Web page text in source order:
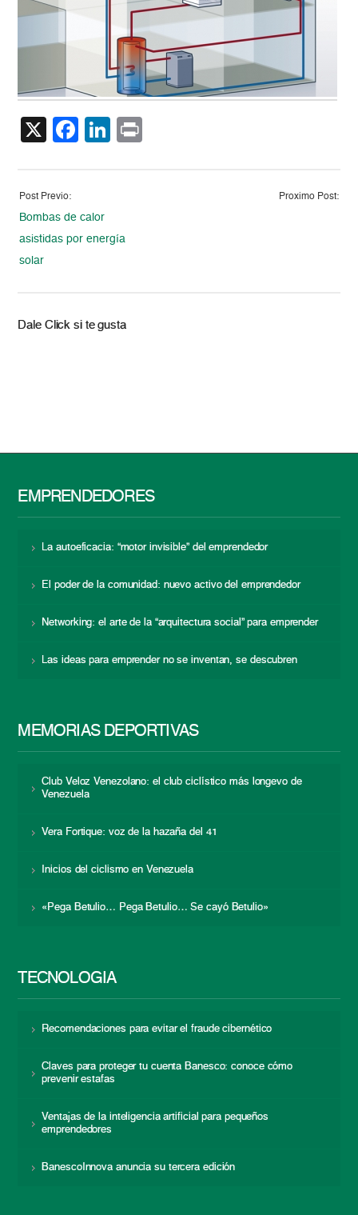
X Facebook
LinkedIn
Post Previo:
Bombas de calor
asistidas por energía
solar
Proximo Post:
Dale Click si te gusta
EMPRENDEDORES
La autoeficacia: “motor invisible” del emprendedor
El poder de la comunidad: nuevo activo del emprendedor
Networking: el arte de la “arquitectura social” para emprender
Las ideas para emprender no se inventan, se descubren
MEMORIAS DEPORTIVAS
Club Veloz Venezolano: el club ciclístico más longevo de
Venezuela
Vera Fortique: voz de la hazaña del 41
Inicios del ciclismo en Venezuela
«Pega Betulio… Pega Betulio… Se cayó Betulio»
TECNOLOGÍA
Recomendaciones para evitar el fraude cibernético
Claves para proteger tu cuenta Banesco: conoce cómo
prevenir estafas
Ventajas de la inteligencia artificial para pequeños
emprendedores
BanescoInnova anuncia su tercera edición